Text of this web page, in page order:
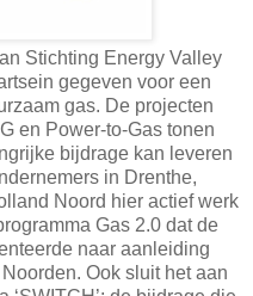
Stichting Energy Valley
gegeven voor een
gas. De projecten
en Power-to-Gas tonen
bijdrage kan leveren
in Drenthe,
Noord hier actief werk
Gas 2.0 dat de
naar aanleiding
Ook sluit het aan